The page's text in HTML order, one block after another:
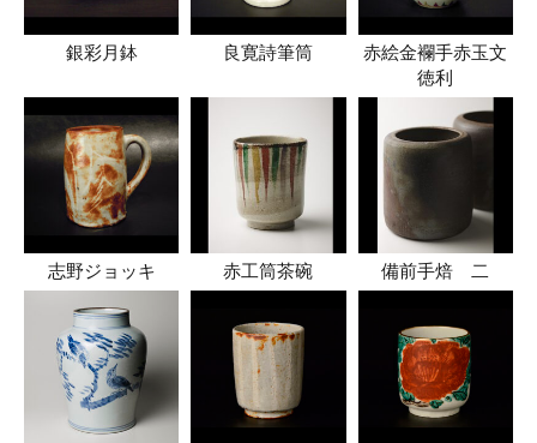
銀彩月鉢 良寛詩筆筒
赤絵金襴手赤玉文
徳利
志野ジョッキ 赤工筒茶碗 備前手焙 二